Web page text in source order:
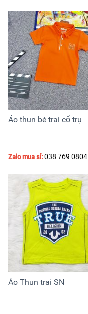
Áo thun bé trai cổ trụ
Zalo mua sỉ: 038 769 0804
Áo Thun trai SN